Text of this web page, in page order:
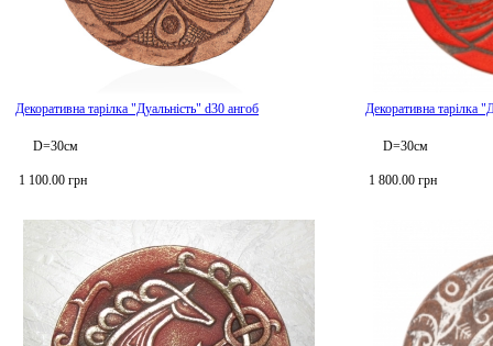
Декоративна тарілка "Дуальність" d30 ангоб
D=30см
1 100.00 грн
Декоративна тарілка
D=30см
1 800.00 грн